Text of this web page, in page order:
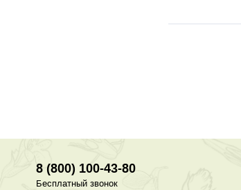
8 (800) 100-43-80
Бесплатный звонок